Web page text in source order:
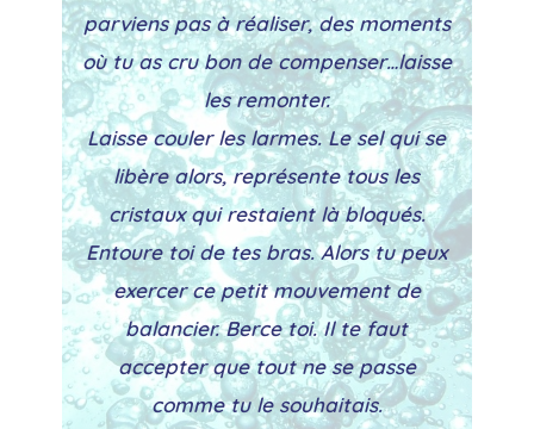
parviens pas à réaliser, des moments
où tu as cru bon de compenser…laisse
les remonter.
Laisse couler les larmes. Le sel qui se
libère alors, représente tous les
cristaux qui restaient là bloqués.
Entoure toi de tes bras. Alors tu peux
exercer ce petit mouvement de
balancier. Berce toi. Il te faut
accepter que tout ne se passe
comme tu le souhaitais.